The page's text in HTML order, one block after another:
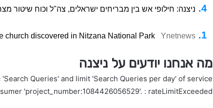
ניצנה: חילופי אש בין מבריחים ישראלים, צה"ל וכוח שיטור
church discovered in Nitzana National Park Ynetnews
מה אנחנו יודעים על ניצנה
Queries' and limit 'Search Queries per day' of service
'project_number:1084426056529'. : rateLimitExceeded